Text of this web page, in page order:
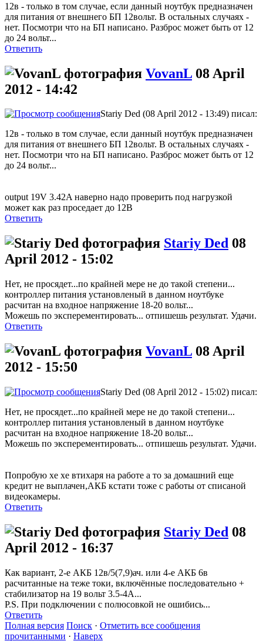
12в - только в том случае, если данный ноутбук предназначен
для питания от внешнего БП 12вольт. В остальных случаях -
нет. Посмотри что на БП написано. Разброс может быть от 12
до 24 вольт...
Ответить
VovanL 08 April
2012 - 14:42
Stariy Ded (08 April 2012 - 13:49) писал:
12в - только в том случае, если данный ноутбук предназначен
для питания от внешнего БП 12вольт. В остальных случаях -
нет. Посмотри что на БП написано. Разброс может быть от 12
до 24 вольт...
output 19V 3.42A наверно надо проверить под нагрузкой
может как раз проседает до 12В
Ответить
Stariy Ded 08
April 2012 - 15:02
Нет, не просядет...по крайней мере не до такой степени...
контроллер питания установленый в данном ноутбуке
расчитан на входное напряжение 18-20 вольт...
Можешь по эксперементировать... отпишешь результат. Удачи.
Ответить
VovanL 08 April
2012 - 15:50
Stariy Ded (08 April 2012 - 15:02) писал:
Нет, не просядет...по крайней мере не до такой степени...
контроллер питания установленый в данном ноутбуке
расчитан на входное напряжение 18-20 вольт...
Можешь по эксперементировать... отпишешь результат. Удачи.
Попробую хе хе втихаря на работе а то за домашний еще
кредит не выплачен,АКБ кстати тоже с работы от списаной
видеокамеры.
Ответить
Stariy Ded 08
April 2012 - 16:37
Как вариант, 2-е АКБ 12в/5(7,9)ач. или 4-е АКБ 6в
расчитанные на теже токи, включённые последовательно +
стабилизатор на 19 вольт 3.5-4А...
P.S. При подключении с полюсовкой не ошибись...
Ответить
Полная версия Поиск · Отметить все сообщения
прочитанными · Наверх